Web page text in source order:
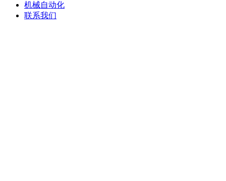
机械自动化
联系我们